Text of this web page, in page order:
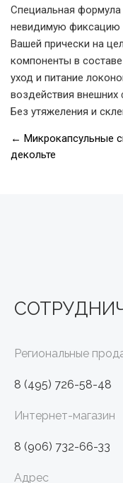
Специальная формула
невидимую фиксацию
Вашей прически на
компоненты в
уход и питание
воздействия внешних
Без утяжеления и
← Микрокапсульные
декольте
Адрес
Региональные
8 (495) 726-58-48
Интернет-магазин
8 (906) 732-66-33